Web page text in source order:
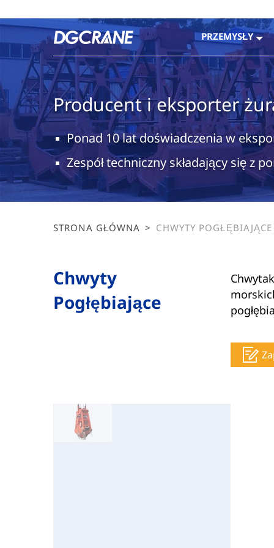
PRZEMYSŁY
Producent i eksporter
Ponad 10 lat doświadczenia w
Zespół techniczny składający się z
STRONA GŁÓWNA > CHWYTY POGŁĘBIAJĄCE
Chwyty
Pogłębiające